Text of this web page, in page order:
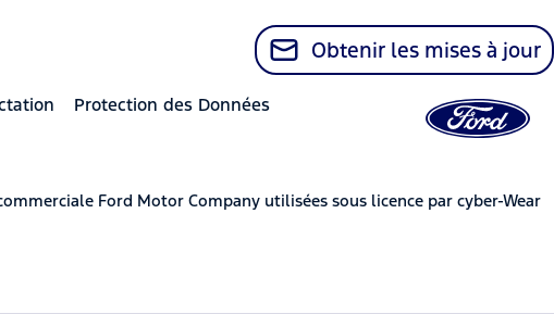
Obtenir les mises à jour
Protection des Données
Ford Motor Company utilisées sous licence par cyber-Wear